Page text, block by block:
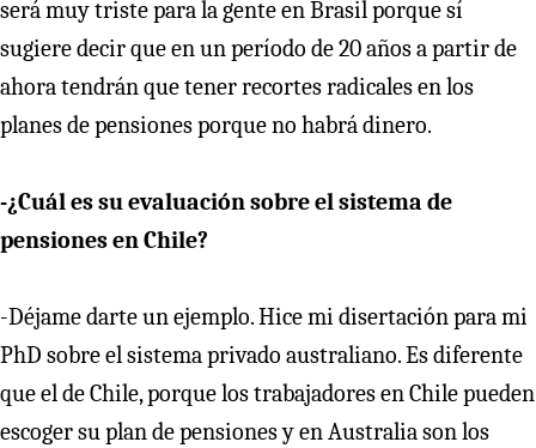
será muy triste para la gente en Brasil porque sí
sugiere decir que en un período de 20 años a partir de
ahora tendrán que tener recortes radicales en los
planes de pensiones porque no habrá dinero.
-¿Cuál es su evaluación sobre el sistema de
pensiones en Chile?
-Déjame darte un ejemplo. Hice mi disertación para mi
PhD sobre el sistema privado australiano. Es diferente
que el de Chile, porque los trabajadores en Chile pueden
escoger su plan de pensiones y en Australia son los